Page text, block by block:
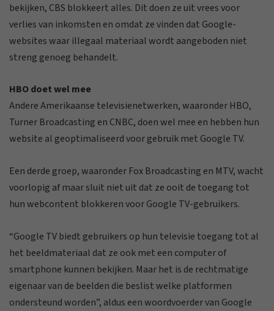
bekijken, CBS blokkeert alles. Dit doen ze uit vrees voor
verlies van inkomsten en omdat ze vinden dat Google-
websites waar illegaal materiaal wordt aangeboden niet
streng genoeg behandelt.
HBO doet wel mee
Andere Amerikaanse televisienetwerken, waaronder HBO,
Turner Broadcasting en CNBC, doen wel mee en hebben hun
website al geoptimaliseerd voor gebruik met Google TV.
Een derde groep, waaronder Fox Broadcasting en MTV, wacht
voorlopig af maar sluit niet uit dat ze ooit de toegang tot
hun webcontent blokkeren voor Google TV-gebruikers.
“Google TV biedt gebruikers op hun televisie toegang tot al
het beeldmateriaal dat ze ook met een computer of
smartphone kunnen bekijken. Maar het is de rechtmatige
eigenaar van de beelden die beslist welke platformen
ondersteund worden”, aldus een woordvoerder van Google